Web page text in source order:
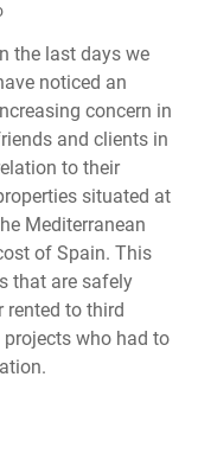
the last days we
noticed an
concern in
and clients in
to their
situated at
Mediterranean
of Spain. This
that are safely
rented to third
who had to